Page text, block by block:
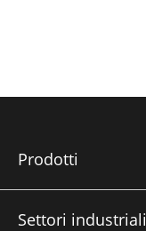
Prodotti
Settori industriali